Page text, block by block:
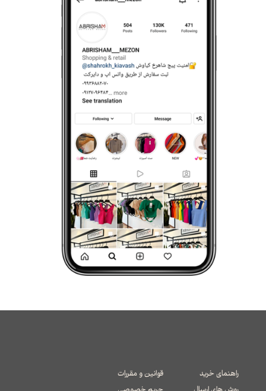
راهنمای خرید
قوانین و مقررات